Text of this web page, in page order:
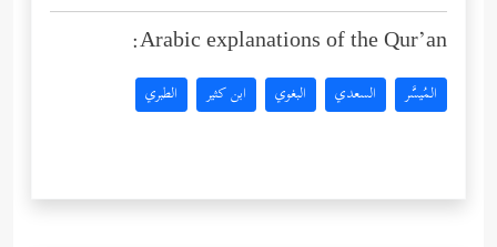
Arabic explanations of the Qur’an:
المُيسَّر السعدي البغوي ابن كثير الطبري